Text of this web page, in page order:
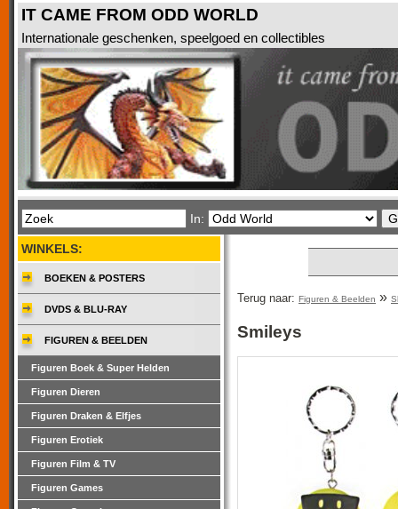
IT CAME FROM ODD WORLD
Internationale geschenken, speelgoed en collectibles
In:
Terug naar: Figuren & Beelden »
Smileys
WINKELS:
BOEKEN & POSTERS
DVDS & BLU-RAY
FIGUREN & BEELDEN
Figuren Boek & Super Helden
Figuren Dieren
Figuren Draken & Elfjes
Figuren Erotiek
Figuren Film & TV
Figuren Games